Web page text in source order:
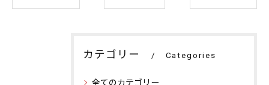
カテゴリー Categories
全てのカテゴリー